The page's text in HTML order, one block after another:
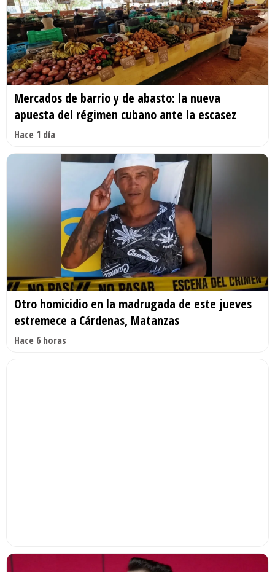
Mercados de barrio y de abasto: la nueva
apuesta del régimen cubano ante la escasez
Hace 1 día
Otro homicidio en la madrugada de este jueves
estremece a Cárdenas, Matanzas
Hace 6 horas